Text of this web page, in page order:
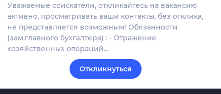
Уважаемые соискатели, откликайтесь на вакансию
активно, просматривать ваши контакты, без отклика,
не представляется возможным! Обязанности
(зам.главного бухгалтера) : - Отражение
хозяйственных операций…
Откликнуться